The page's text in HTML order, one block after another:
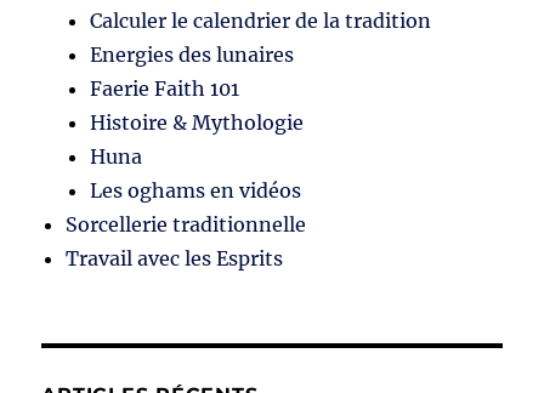
Calculer le calendrier de la tradition
Energies des lunaires
Faerie Faith 101
Histoire & Mythologie
Huna
Les oghams en vidéos
Sorcellerie traditionnelle
Travail avec les Esprits